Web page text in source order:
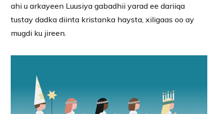
ahi u arkayeen Luusiya gabadhii yarad ee dariiqa
tustay dadka diinta kristanka haysta, xiligaas oo ay
mugdi ku jireen.